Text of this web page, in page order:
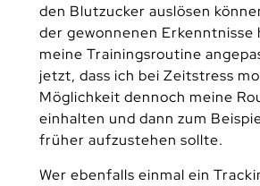
den Blutzucker auslösen
der gewonnenen Erkenntnisse
meine Trainingsroutine
jetzt, dass ich bei Zeitstress
Möglichkeit dennoch meine
einhalten und dann zum
früher aufzustehen sollte.
Wer ebenfalls einmal ein